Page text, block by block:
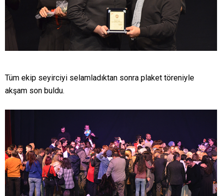
Tüm ekip seyirciyi selamladıktan sonra plaket töreniyle
akşam son buldu.